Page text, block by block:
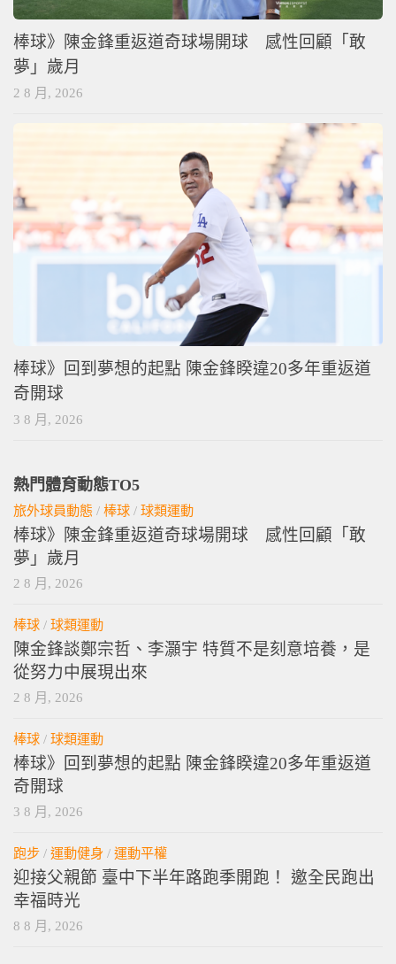
棒球》陳金鋒重返道奇球場開球 感性回顧「敢
夢」歲月
2 8 月, 2026
棒球》回到夢想的起點 陳金鋒睽違20多年重返道
奇開球
3 8 月, 2026
熱門體育動態TO5
旅外球員動態 / 棒球 / 球類運動
棒球》陳金鋒重返道奇球場開球 感性回顧「敢
夢」歲月
2 8 月, 2026
棒球 / 球類運動
陳金鋒談鄭宗哲、李灝宇 特質不是刻意培養，是
從努力中展現出來
2 8 月, 2026
棒球 / 球類運動
棒球》回到夢想的起點 陳金鋒睽違20多年重返道
奇開球
3 8 月, 2026
跑步 / 運動健身 / 運動平權
迎接父親節 臺中下半年路跑季開跑！ 邀全民跑出
幸福時光
8 8 月, 2026